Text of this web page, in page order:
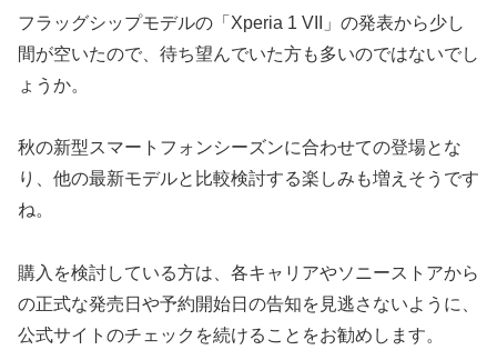
フラッグシップモデルの「Xperia 1 VII」の発表から少し
間が空いたので、待ち望んでいた方も多いのではないでし
ょうか。
秋の新型スマートフォンシーズンに合わせての登場とな
り、他の最新モデルと比較検討する楽しみも増えそうです
ね。
購入を検討している方は、各キャリアやソニーストアから
の正式な発売日や予約開始日の告知を見逃さないように、
公式サイトのチェックを続けることをお勧めします。